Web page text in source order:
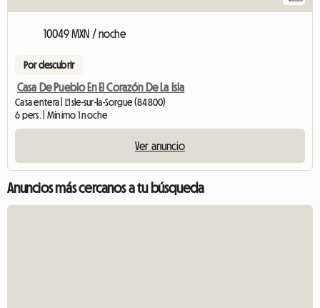
10049 MXN / noche
Por descubrir
Casa De Pueblo En El Corazón De La Isla
Casa entera | L'Isle-sur-la-Sorgue (84800)
6 pers. | Mínimo 1 noche
Ver anuncio
Anuncios más cercanos a tu búsqueda